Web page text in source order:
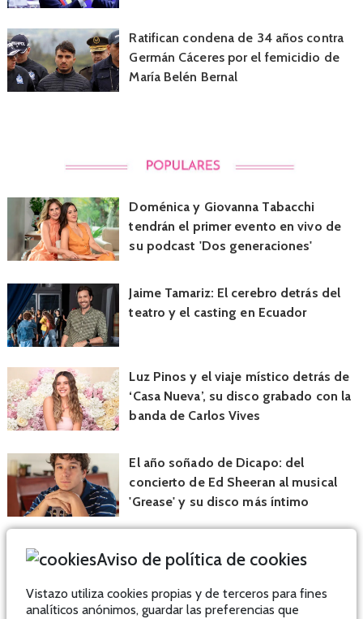
Ratifican condena de 34 años contra
Germán Cáceres por el femicidio de
María Belén Bernal
Doménica y Giovanna Tabacchi
tendrán el primer evento en vivo de
su podcast 'Dos generaciones'
Jaime Tamariz: El cerebro detrás del
teatro y el casting en Ecuador
Luz Pinos y el viaje místico detrás de
‘Casa Nueva’, su disco grabado con la
banda de Carlos Vives
El año soñado de Dicapo: del
concierto de Ed Sheeran al musical
'Grease' y su disco más íntimo
Aviso de política de cookies
Vistazo utiliza cookies propias y de terceros para fines
analíticos anónimos, guardar las preferencias que